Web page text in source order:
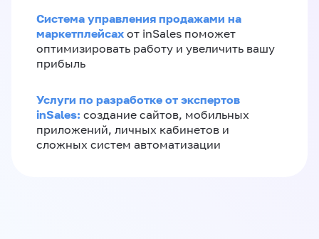
Система управления продажами на
маркетплейсах от inSales поможет
оптимизировать работу и увеличить вашу
прибыль
Услуги по разработке от экспертов
inSales: создание сайтов, мобильных
приложений, личных кабинетов и
сложных систем автоматизации